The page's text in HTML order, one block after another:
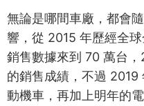
無論是哪間車廠，都會
響，從 2015 年歷經全
銷售數據來到 70 萬台
的銷售成績，不過 2019
動機車，再加上明年的